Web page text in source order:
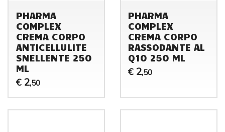
PHARMA
COMPLEX
CREMA CORPO
ANTICELLULITE
SNELLENTE 250
ML
€ 2,50
PHARMA
COMPLEX
CREMA CORPO
RASSODANTE AL
Q10 250 ML
€ 2,50